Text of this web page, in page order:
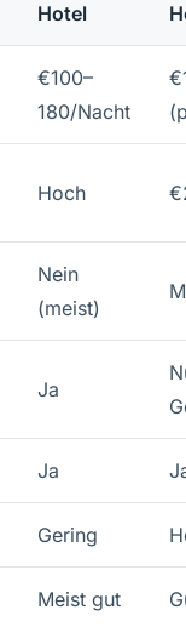
Hotel
€100–
180/Nacht
Hoch
Nein
(meist)
Ja
Ja
Gering
Meist gut